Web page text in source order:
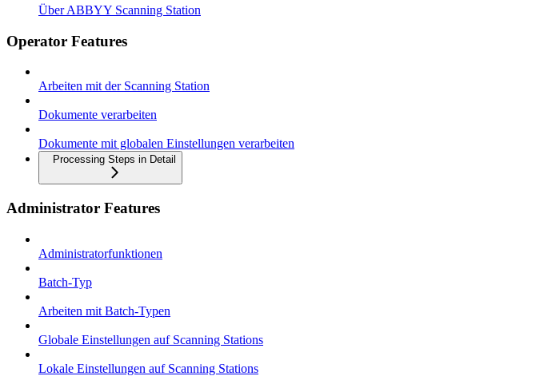
Über ABBYY Scanning Station
Operator Features
Arbeiten mit der Scanning Station
Dokumente verarbeiten
Dokumente mit globalen Einstellungen verarbeiten
Processing Steps in Detail
Administrator Features
Administratorfunktionen
Batch-Typ
Arbeiten mit Batch-Typen
Globale Einstellungen auf Scanning Stations
Lokale Einstellungen auf Scanning Stations